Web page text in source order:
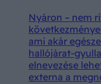
Nyáron – nem
ami akár
hallójárat-
elnevezése
externa a